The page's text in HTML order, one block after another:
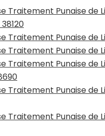
Traitement Punaise de
Traitement Punaise de
Traitement Punaise de
Traitement Punaise de
Traitement Punaise de
Traitement Punaise de